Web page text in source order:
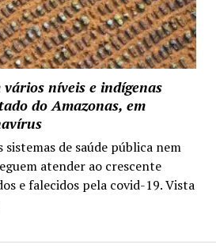
vários níveis e indígenas
do Amazonas, em
de saúde pública nem
atender ao crescente
e falecidos pela covid-19. Vista